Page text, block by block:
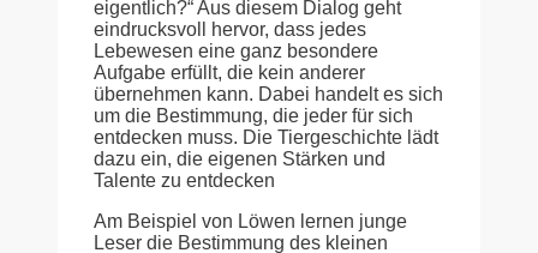
eigentlich?“ Aus diesem Dialog geht
eindrucksvoll hervor, dass jedes
Lebewesen eine ganz besondere
Aufgabe erfüllt, die kein anderer
übernehmen kann. Dabei handelt es sich
um die Bestimmung, die jeder für sich
entdecken muss. Die Tiergeschichte lädt
dazu ein, die eigenen Stärken und
Talente zu entdecken
Am Beispiel von Löwen lernen junge
Leser die Bestimmung des kleinen